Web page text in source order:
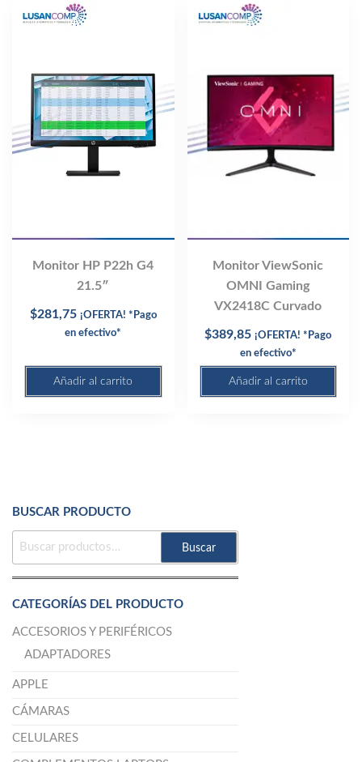
Monitor HP P22h G4
21.5″
$281,75 ¡OFERTA! *Pago
en efectivo*
Añadir al carrito
Monitor ViewSonic
OMNI Gaming
VX2418C Curvado
$389,85 ¡OFERTA! *Pago
en efectivo*
Añadir al carrito
BUSCAR PRODUCTO
Buscar
CATEGORÍAS DEL PRODUCTO
ACCESORIOS Y PERIFÉRICOS
ADAPTADORES
APPLE
CÁMARAS
CELULARES